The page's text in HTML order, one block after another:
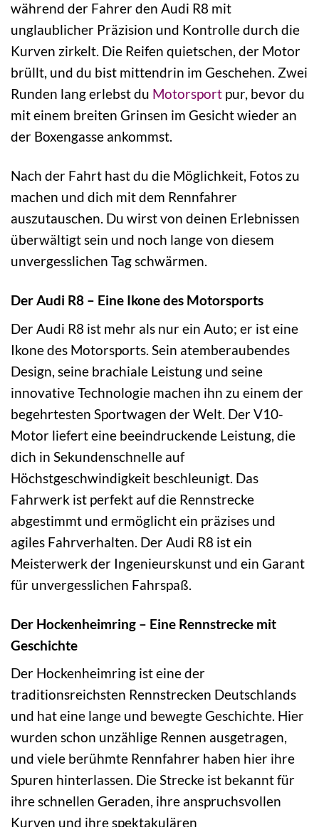
während der Fahrer den Audi R8 mit
unglaublicher Präzision und Kontrolle durch die
Kurven zirkelt. Die Reifen quietschen, der Motor
brüllt, und du bist mittendrin im Geschehen. Zwei
Runden lang erlebst du Motorsport pur, bevor du
mit einem breiten Grinsen im Gesicht wieder an
der Boxengasse ankommst.
Nach der Fahrt hast du die Möglichkeit, Fotos zu
machen und dich mit dem Rennfahrer
auszutauschen. Du wirst von deinen Erlebnissen
überwältigt sein und noch lange von diesem
unvergesslichen Tag schwärmen.
Der Audi R8 – Eine Ikone des Motorsports
Der Audi R8 ist mehr als nur ein Auto; er ist eine
Ikone des Motorsports. Sein atemberaubendes
Design, seine brachiale Leistung und seine
innovative Technologie machen ihn zu einem der
begehrtesten Sportwagen der Welt. Der V10-
Motor liefert eine beeindruckende Leistung, die
dich in Sekundenschnelle auf
Höchstgeschwindigkeit beschleunigt. Das
Fahrwerk ist perfekt auf die Rennstrecke
abgestimmt und ermöglicht ein präzises und
agiles Fahrverhalten. Der Audi R8 ist ein
Meisterwerk der Ingenieurskunst und ein Garant
für unvergesslichen Fahrspaß.
Der Hockenheimring – Eine Rennstrecke mit
Geschichte
Der Hockenheimring ist eine der
traditionsreichsten Rennstrecken Deutschlands
und hat eine lange und bewegte Geschichte. Hier
wurden schon unzählige Rennen ausgetragen,
und viele berühmte Rennfahrer haben hier ihre
Spuren hinterlassen. Die Strecke ist bekannt für
ihre schnellen Geraden, ihre anspruchsvollen
Kurven und ihre spektakulären